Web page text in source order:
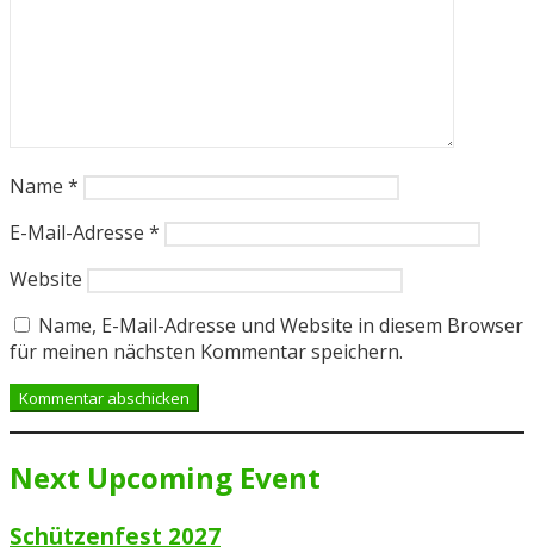
Name *
E-Mail-Adresse *
Website
Name, E-Mail-Adresse und Website in diesem Browser
für meinen nächsten Kommentar speichern.
Next Upcoming Event
Schützenfest 2027